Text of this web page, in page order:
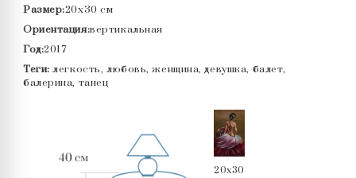
Размер:20x30 см
Ориентация:вертикальная
Год:2017
Теги: легкость, любовь, женщина, девушка, балет,
балерина, танец
20x30